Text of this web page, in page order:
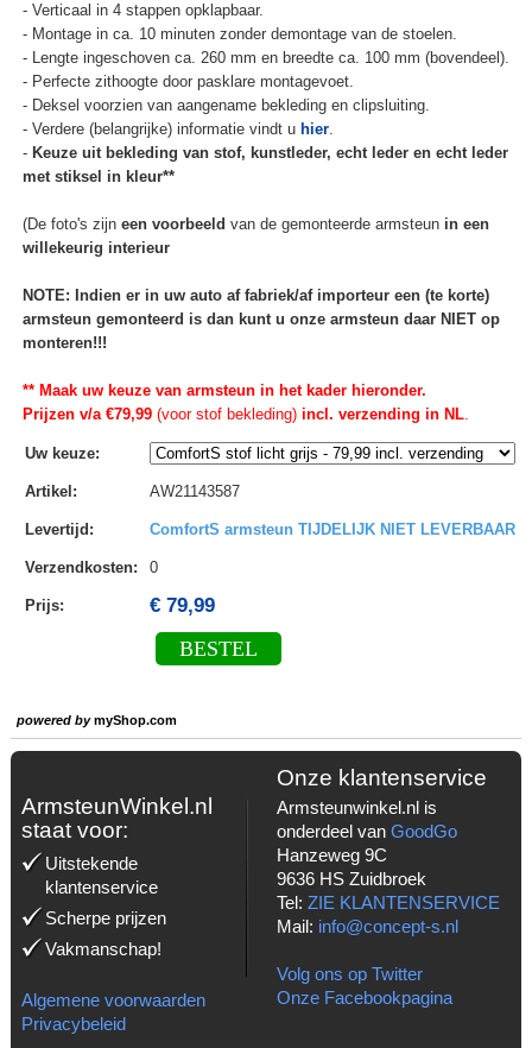
- Verticaal in 4 stappen opklapbaar.
- Montage in ca. 10 minuten zonder demontage van de stoelen.
- Lengte ingeschoven ca. 260 mm en breedte ca. 100 mm (bovendeel).
- Perfecte zithoogte door pasklare montagevoet.
- Deksel voorzien van aangename bekleding en clipsluiting.
- Verdere (belangrijke) informatie vindt u hier.
- Keuze uit bekleding van stof, kunstleder, echt leder en echt leder
met stiksel in kleur**
(De foto's zijn een voorbeeld van de gemonteerde armsteun in een
willekeurig interieur
NOTE: Indien er in uw auto af fabriek/af importeur een (te korte)
armsteun gemonteerd is dan kunt u onze armsteun daar NIET op
monteren!!!
** Maak uw keuze van armsteun in het kader hieronder.
Prijzen v/a €79,99(voor stof bekleding)incl. verzending in NL.
Uw keuze:
Artikel : AW21143587
Levertijd : ComfortS armsteun TIJDELIJK NIET LEVERBAAR
Verzendkosten: 0
Prijs: € 79,99
BESTEL
powered bymyShop.com
ArmsteunWinkel.nl
staat voor:
Uitstekende
klantenservice
Scherpe prijzen
Vakmanschap!
Algemene voorwaarden
Privacybeleid
Onze klantenservice
Armsteunwinkel.nl is
onderdeel van GoodGo
Hanzeweg 9C
9636 HS Zuidbroek
Tel: ZIE KLANTENSERVICE
Mail: info@concept-s.nl
Volg ons op Twitter
Onze Facebookpagina